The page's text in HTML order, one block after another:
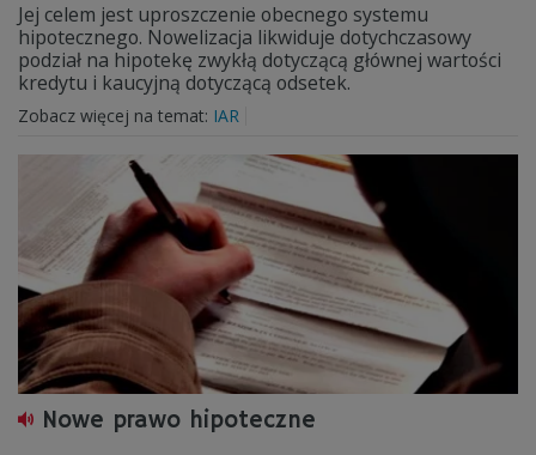
Jej celem jest uproszczenie obecnego systemu
hipotecznego. Nowelizacja likwiduje dotychczasowy
podział na hipotekę zwykłą dotyczącą głównej wartości
kredytu i kaucyjną dotyczącą odsetek.
Zobacz więcej na temat: IAR
Nowe prawo hipoteczne